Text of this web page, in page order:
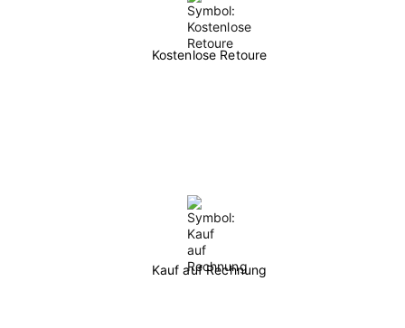
Kostenlose Retoure
Kauf auf Rechnung